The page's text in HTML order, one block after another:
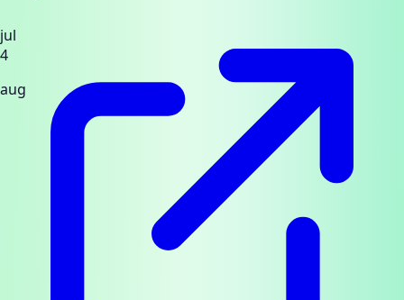
jul
4
aug